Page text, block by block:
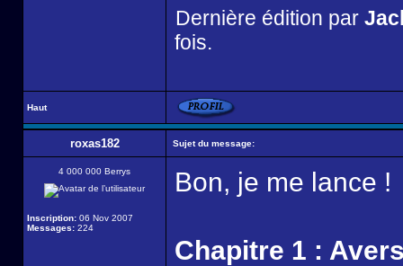
Dernière édition par
fois.
Haut
roxas182 Sujet du message:
4 000 000 Berrys
Inscription: 06 Nov 2007
Messages: 224
Bon, je me lance !
Chapitre 1 :